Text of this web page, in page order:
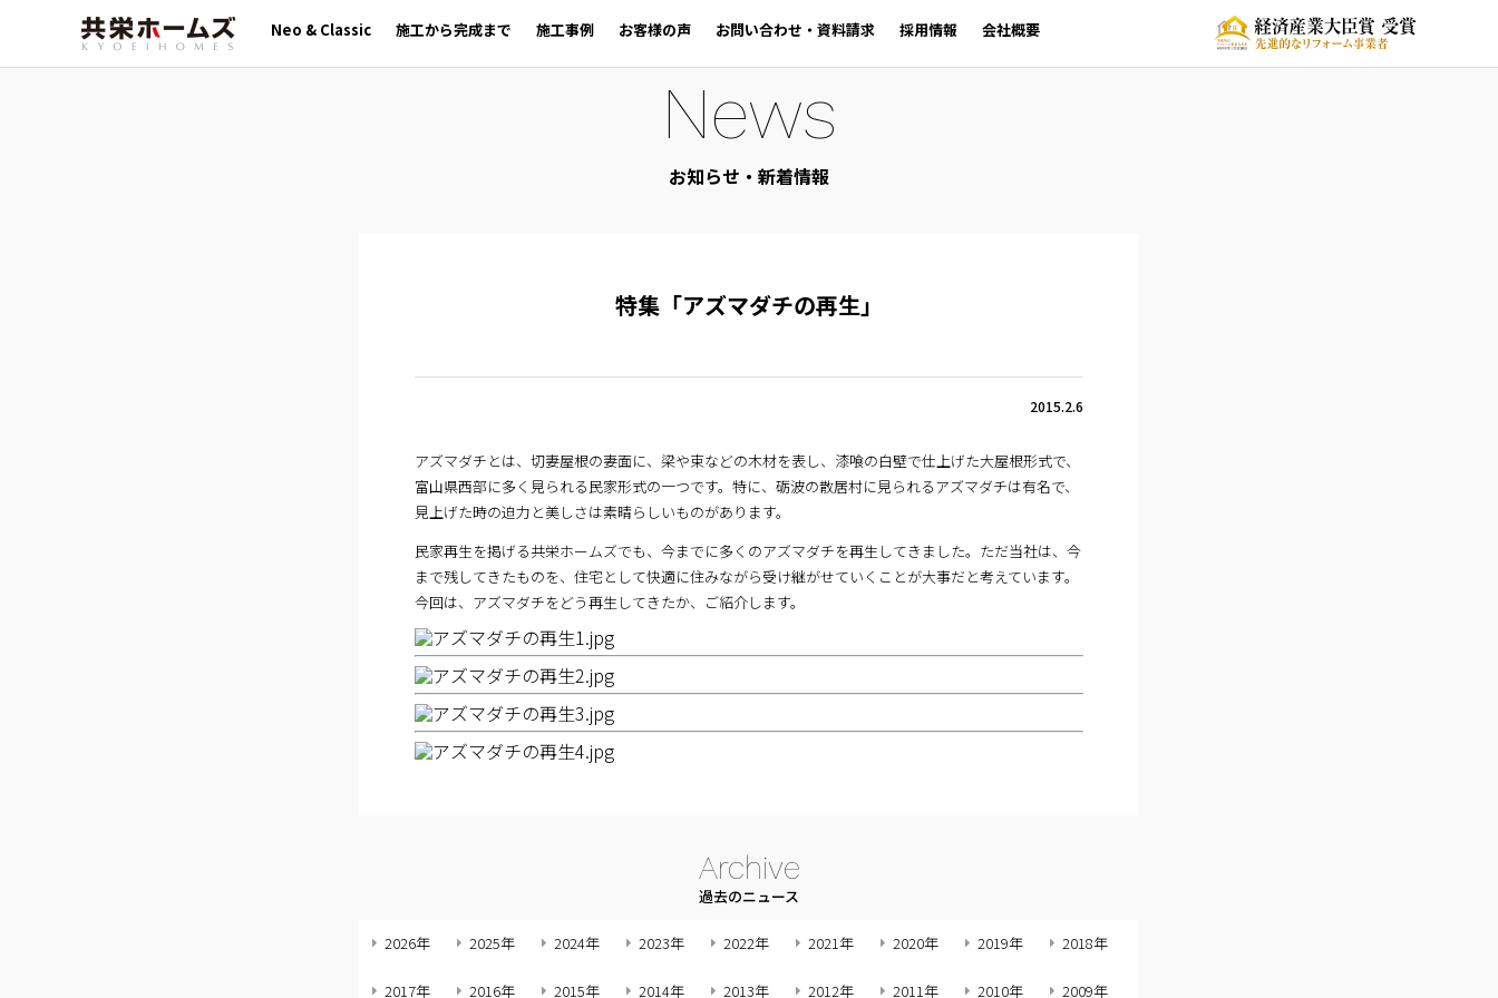
Neo & Classic 施工から完成まで 施工事例 お客様の声 お問い合わせ・資料請求 採用情報 会社概要
News
お知らせ・新着情報
特集「アズマダチの再生」
2015.2.6
アズマダチとは、切妻屋根の妻面に、梁や束などの木材を表し、漆喰の白壁で仕上げた大屋根形式で、
富山県西部に多く見られる民家形式の一つです。特に、砺波の散居村に見られるアズマダチは有名で、
見上げた時の迫力と美しさは素晴らしいものがあります。
民家再生を掲げる共栄ホームズでも、今までに多くのアズマダチを再生してきました。ただ当社は、今
まで残してきたものを、住宅として快適に住みながら受け継がせていくことが大事だと考えています。
今回は、アズマダチをどう再生してきたか、ご紹介します。
Archive
過去のニュース
2026年 2025年 2024年 2023年 2022年 2021年 2020年 2019年 2018年
2017年 2016年 2015年 2014年 2013年 2012年 2011年 2010年 2009年